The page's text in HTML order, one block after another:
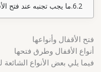
ما يجب تجنبه عند فتح
فتح الأقفال وأنواعها
أنواع الأقفال وطرق فتحها
فيما يلي بعض الأنواع